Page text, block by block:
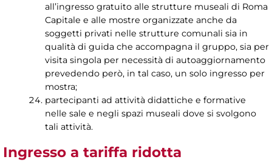
all’ingresso gratuito alle strutture museali di Roma
Capitale e alle mostre organizzate anche da
soggetti privati nelle strutture comunali sia in
qualità di guida che accompagna il gruppo, sia per
visita singola per necessità di autoaggiornamento
prevedendo però, in tal caso, un solo ingresso per
mostra;
partecipanti ad attività didattiche e formative
nelle sale e negli spazi museali dove si svolgono
tali attività.
Ingresso a tariffa ridotta